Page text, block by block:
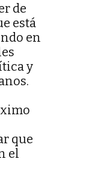
de
está
en
y
que
el